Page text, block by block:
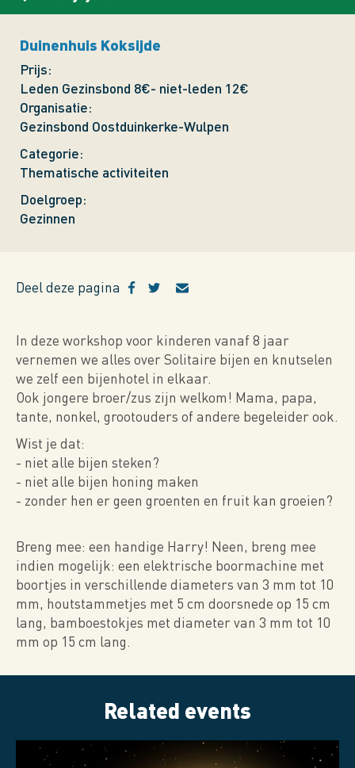
Duinenhuis Koksijde
Prijs
Leden Gezinsbond 8€- niet-leden 12€
Organisatie
Gezinsbond Oostduinkerke-Wulpen
Categorie
Thematische activiteiten
Doelgroep
Gezinnen
Deel deze pagina
In deze workshop voor kinderen vanaf 8 jaar
vernemen we alles over Solitaire bijen en knutselen
we zelf een bijenhotel in elkaar.
Ook jongere broer/zus zijn welkom! Mama, papa,
tante, nonkel, grootouders of andere begeleider ook.
Wist je dat:
- niet alle bijen steken?
- niet alle bijen honing maken
- zonder hen er geen groenten en fruit kan groeien?
Breng mee: een handige Harry! Neen, breng mee
indien mogelijk: een elektrische boormachine met
boortjes in verschillende diameters van 3 mm tot 10
mm, houtstammetjes met 5 cm doorsnede op 15 cm
lang, bamboestokjes met diameter van 3 mm tot 10
mm op 15 cm lang.
Related events